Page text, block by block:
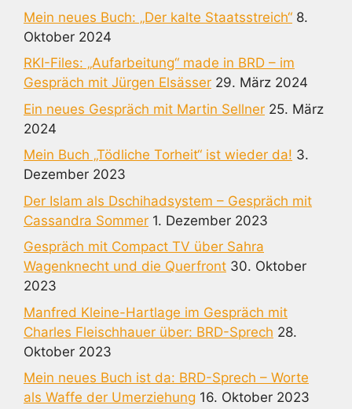
Mein neues Buch: „Der kalte Staatsstreich“ 8.
Oktober 2024
RKI-Files: „Aufarbeitung“ made in BRD – im
Gespräch mit Jürgen Elsässer 29. März 2024
Ein neues Gespräch mit Martin Sellner 25. März
2024
Mein Buch „Tödliche Torheit“ ist wieder da! 3.
Dezember 2023
Der Islam als Dschihadsystem – Gespräch mit
Cassandra Sommer 1. Dezember 2023
Gespräch mit Compact TV über Sahra
Wagenknecht und die Querfront 30. Oktober
2023
Manfred Kleine-Hartlage im Gespräch mit
Charles Fleischhauer über: BRD-Sprech 28.
Oktober 2023
Mein neues Buch ist da: BRD-Sprech – Worte
als Waffe der Umerziehung 16. Oktober 2023